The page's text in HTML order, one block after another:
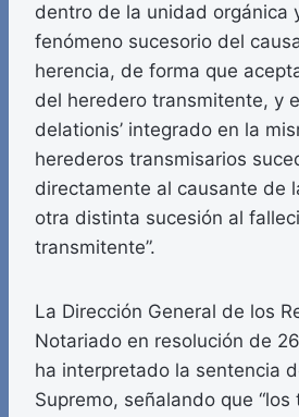
dentro de la unidad orgánica
fenómeno sucesorio del
herencia, de forma que
del heredero transmitente, y
delationis’ integrado en la
herederos transmisarios
directamente al causante de
otra distinta sucesión al
transmitente”.
La Dirección General de los
Notariado en resolución de
ha interpretado la sentencia
Supremo, señalando que “los